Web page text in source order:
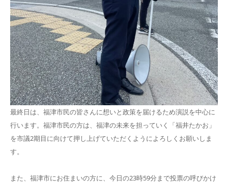
最終日は、福津市民の皆さんに想いと政策を届けるため演説を中心に
行います。福津市民の方は、福津の未来を担っていく「福井たかお」
を市議2期目に向けて押し上げていただくようによろしくお願いしま
す。
また、福津市にお住まいの方に、今日の23時59分まで投票の呼びかけ